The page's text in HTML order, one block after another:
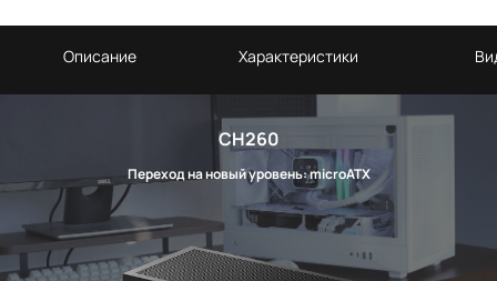
Описание Характеристики
CH260
Переход на новый уровень: microATX